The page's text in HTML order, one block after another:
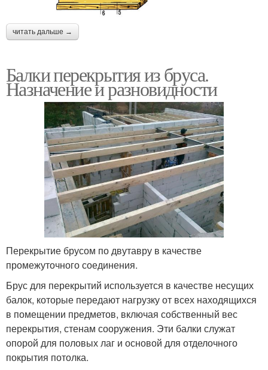
читать дальше →
Балки перекрытия из бруса.
Назначение и разновидности
Перекрытие брусом по двутавру в качестве
промежуточного соединения.
Брус для перекрытий используется в качестве несущих
балок, которые передают нагрузку от всех находящихся
в помещении предметов, включая собственный вес
перекрытия, стенам сооружения. Эти балки служат
опорой для половых лаг и основой для отделочного
покрытия потолка.